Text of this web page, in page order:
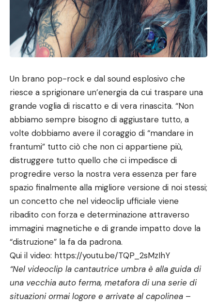
Un brano pop-rock e dal sound esplosivo che
riesce a sprigionare un’energia da cui traspare una
grande voglia di riscatto e di vera rinascita. “Non
abbiamo sempre bisogno di aggiustare tutto, a
volte dobbiamo avere il coraggio di “mandare in
frantumi” tutto ciò che non ci appartiene più,
distruggere tutto quello che ci impedisce di
progredire verso la nostra vera essenza per fare
spazio finalmente alla migliore versione di noi stessi;
un concetto che nel videoclip ufficiale viene
ribadito con forza e determinazione attraverso
immagini magnetiche e di grande impatto dove la
“distruzione” la fa da padrona.
Qui il video: https://youtu.be/TQP_2sMzIhY
“Nel videoclip la cantautrice umbra è alla guida di
una vecchia auto ferma, metafora di una serie di
situazioni ormai logore e arrivate al capolinea –